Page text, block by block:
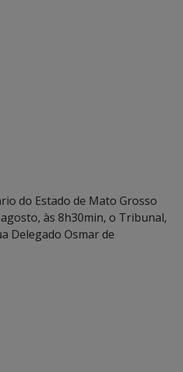
do Estado de Mato Grosso
às 8h30min, o Tribunal,
Delegado Osmar de